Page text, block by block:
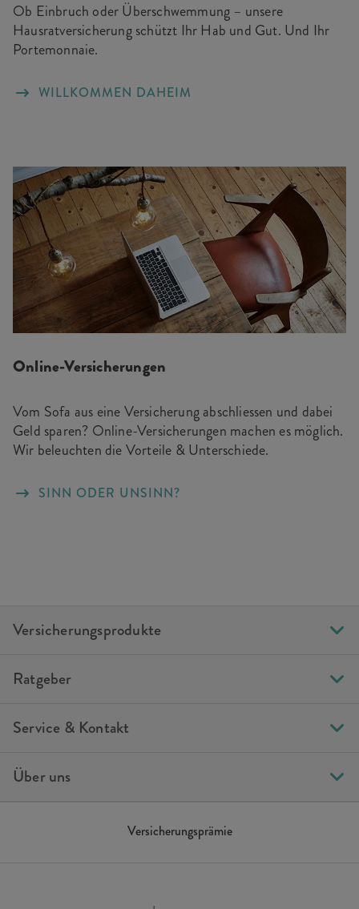
Ob Einbruch oder Überschwemmung – unsere
Hausratversicherung schützt Ihr Hab und Gut. Und Ihr
Portemonnaie.
WILLKOMMEN DAHEIM
Online-Versicherungen
Vom Sofa aus eine Versicherung abschliessen und dabei
Geld sparen? Online-Versicherungen machen es möglich.
Wir beleuchten die Vorteile & Unterschiede.
SINN ODER UNSINN?
Versicherungsprodukte
Ratgeber
Service & Kontakt
Über uns
Versicherungsprämie